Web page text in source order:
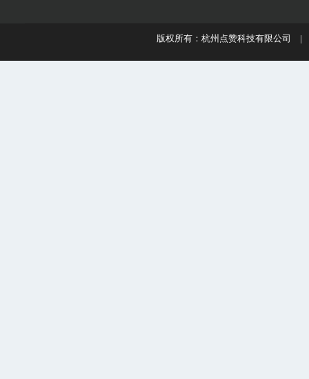
版权所有：杭州点赞科技有限公司